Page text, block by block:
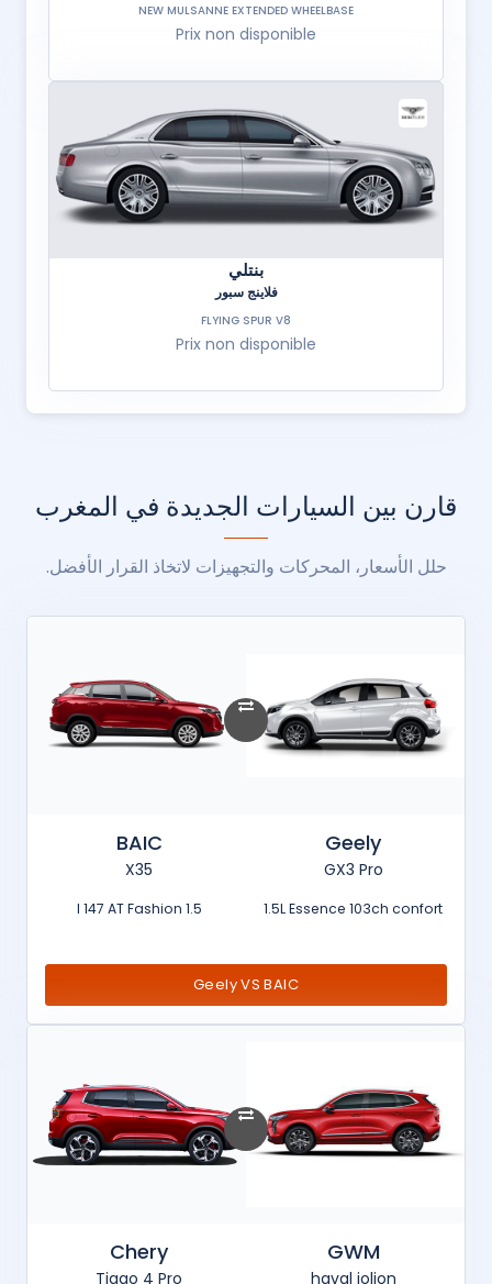
NEW MULSANNE EXTENDED WHEELBASE
Prix non disponible
بنتلي
فلاينج سبور
FLYING SPUR V8
Prix non disponible
قارن بين السيارات الجديدة في المغرب
حلل الأسعار، المحركات والتجهيزات لاتخاذ القرار الأفضل.
Geely
GX3 Pro
1.5L Essence 103ch confort
BAIC
X35
1.5 l 147 AT Fashion
Geely VS BAIC
GWM
haval jolion
Chery
Tiggo 4 Pro